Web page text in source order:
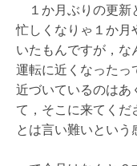
１か月ぶりの更新
忙しくなりゃ１か月
いたもんですが，な
運転に近くなったっ
近づいているのはあ
て，そこに来てくだ
とは言い難いという